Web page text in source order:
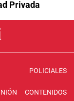
Privada
POLICIALES
CONTENIDOS